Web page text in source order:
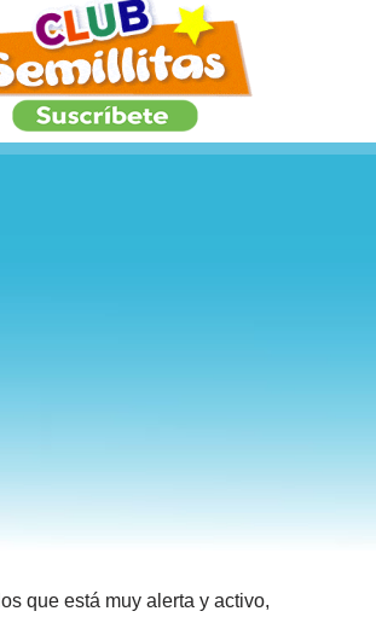
que está muy alerta y activo,